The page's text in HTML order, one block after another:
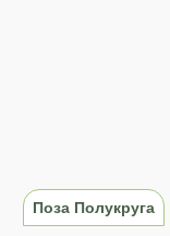
Поза Полукруга